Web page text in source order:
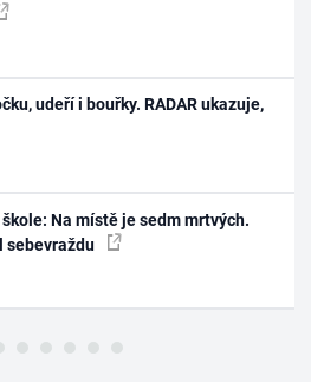
udeří i bouřky. RADAR ukazuje,
Na místě je sedm mrtvých.
sebevraždu